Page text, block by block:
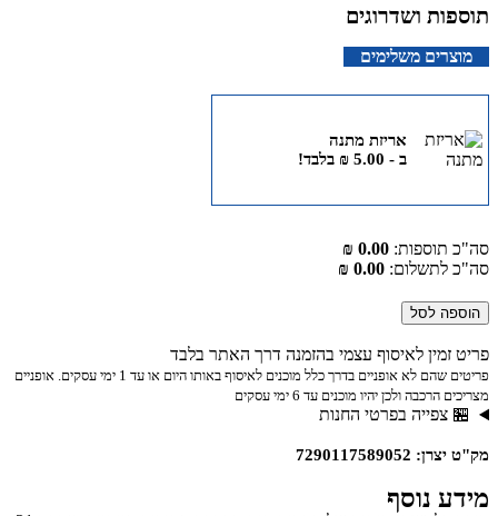
תוספות ושדרוגים
מוצרים משלימים
אריזת מתנה
ב -
₪5.00 בלבד!
סה"כ תוספות: 0.00 ₪
סה"כ לתשלום: 0.00 ₪
הוספה לסל
פריט זמין לאיסוף עצמי בהזמנה דרך האתר בלבד
פריטים שהם לא אופניים בדרך כלל מוכנים לאיסוף באותו היום או עד 1 ימי עסקים. אופניים
מצריכים הרכבה ולכן יהיו מוכנים עד 6 ימי עסקים
🏪 צפייה בפרטי החנות
מק"ט יצרן: 7290117589052
מידע נוסף